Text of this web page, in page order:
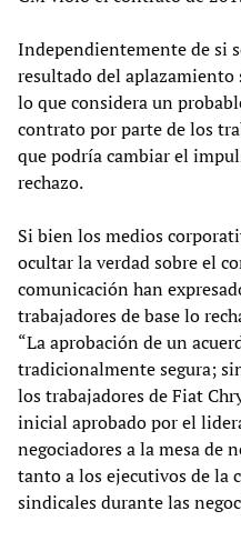
Independientemente de si
resultado del aplazamiento
lo que considera un
contrato por parte de los
que podría cambiar el
rechazo.
Si bien los medios
ocultar la verdad sobre el
comunicación han
trabajadores de base lo
“La aprobación de un
tradicionalmente segura;
los trabajadores de Fiat
inicial aprobado por el
negociadores a la mesa de
tanto a los ejecutivos de la
sindicales durante las